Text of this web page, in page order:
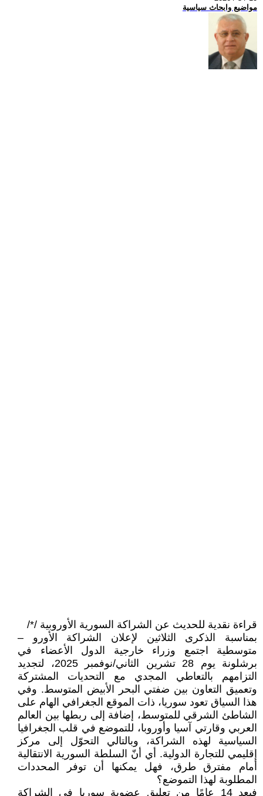
مواضيع وابحاث سياسية
قراءة نقدية للحديث عن الشراكة السورية الأوروبية /*/
بمناسبة الذكرى الثلاثين لإعلان الشراكة الأورو –
متوسطية اجتمع وزراء خارجية الدول الأعضاء في
برشلونة يوم 28 تشرين الثاني/نوفمبر 2025، لتجديد
التزامهم بالتعاطي المجدي مع التحديات المشتركة
وتعميق التعاون بين ضفتي البحر الأبيض المتوسط. وفي
هذا السياق تعود سوريا، ذات الموقع الجغرافي الهام على
الشاطئ الشرقي للمتوسط، إضافة إلى ربطها بين العالم
العربي وقارتي آسيا وأوروبا، للتموضع في قلب الجغرافيا
السياسية لهذه الشراكة، وبالتالي التحوّل إلى مركز
إقليمي للتجارة الدولية. أي أنّ السلطة السورية الانتقالية
أمام مفترق طرق، فهل يمكنها أن توفر المحددات
المطلوبة لهذا التموضع؟
فبعد 14 عامًا من تعليق عضوية سوريا في الشراكة